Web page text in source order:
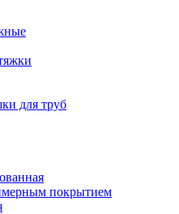
для труб
покрытием